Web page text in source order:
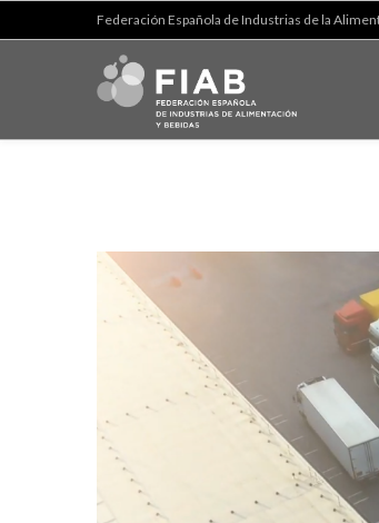
Federación Española de Industrias de la